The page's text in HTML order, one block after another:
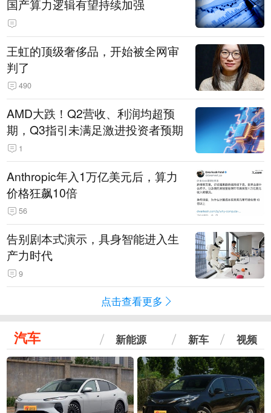
国产算力逻辑有望持续加强
王虹的顶级奢侈品，开始被全网审
判了
490
AMD大跌！Q2营收、利润均超预
期，Q3指引未满足激进投资者预期
1
Anthropic年入1万亿美元后，算力
价格狂飙10倍
56
告别剧本式演示，具身智能进入生
产力时代
9
点击查看更多
汽车 新能源 新车 视频